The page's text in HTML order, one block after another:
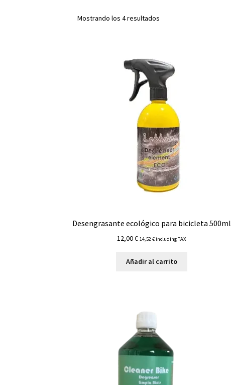
Mostrando los 4 resultados
Desengrasante ecológico para bicicleta 500ml
12,00€ 14,52€including TAX
Añadir al carrito